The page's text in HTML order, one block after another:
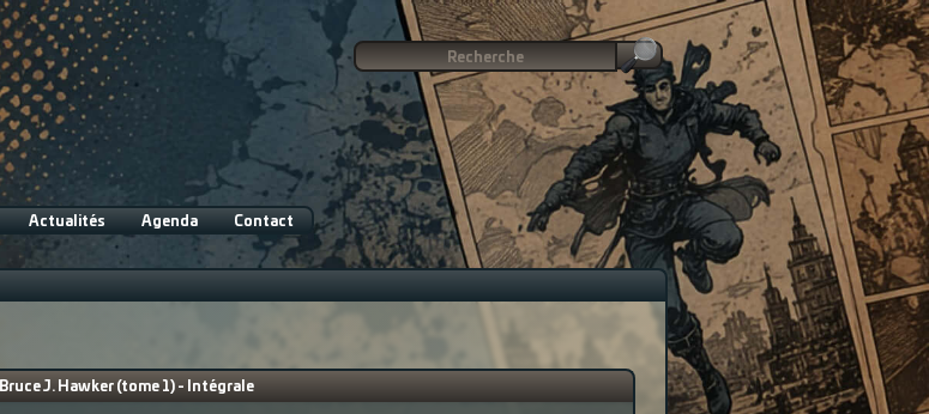
Actualités Agenda Contact
Bruce J. Hawker (tome 1) - Intégrale